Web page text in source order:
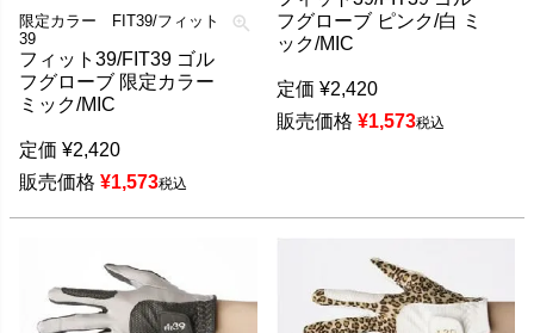
限定カラー FIT39/フィット
39
フィット39/FIT39 ゴル
フグローブ 限定カラー
ミック/MIC
定価 ¥2,420
販売価格 ¥1,573税込
フグローブ ピンク/白 ミ
ック/MIC
定価 ¥2,420
販売価格 ¥1,573税込